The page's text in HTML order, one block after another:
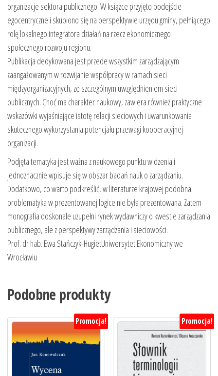
organizacje sektora publicznego. W książce przyjęto podejście
egocentryczne i skupiono się na perspektywie urzędu gminy, pełniącego
rolę lokalnego integratora działań na rzecz ekonomicznego i
społecznego rozwoju regionu.
Publikacja dedykowana jest przede wszystkim zarządzającym
zaangażowanym w rozwijanie współpracy w ramach sieci
międzyorganizacyjnych, ze szczególnym uwzględnieniem sieci
publicznych. Choć ma charakter naukowy, zawiera również praktyczne
wskazówki wyjaśniające istotę relacji sieciowych i uwarunkowania
skutecznego wykorzystania potencjału przewagi kooperacyjnej
organizacji.
Podjęta tematyka jest ważna z naukowego punktu widzenia i
jednoznacznie wpisuje się w obszar badań nauk o zarządzaniu.
Dodatkowo, co warto podkreślić, w literaturze krajowej podobna
problematyka w prezentowanej logice nie była prezentowana. Zatem
monografia doskonale uzupełni rynek wydawniczy o kwestie zarządzania
publicznego, ale z perspektywy zarządzania i sieciowości.
Prof. dr hab. Ewa Stańczyk-HugietUniwersytet Ekonomiczny we
Wrocławiu
Podobne produkty
Promocja! Promocja!